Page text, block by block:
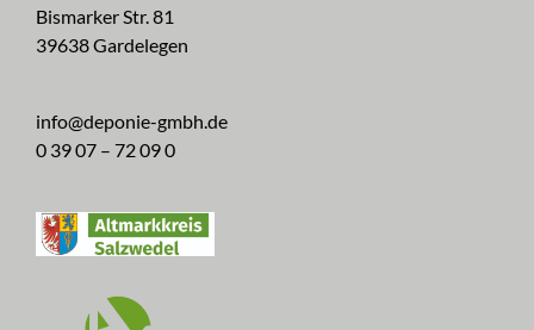
Bismarker Str. 81
39638 Gardelegen
info@deponie-gmbh.de
0 39 07 – 72 09 0